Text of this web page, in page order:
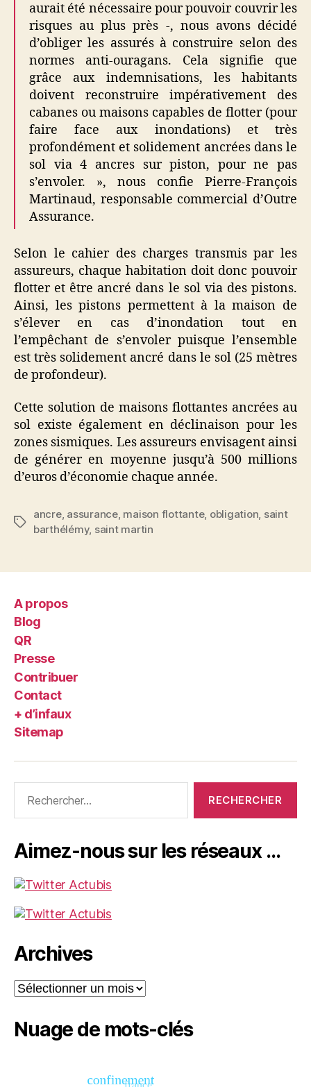
aurait été nécessaire pour pouvoir couvrir les
risques au plus près -, nous avons décidé
d’obliger les assurés à construire selon des
normes anti-ouragans. Cela signifie que
grâce aux indemnisations, les habitants
doivent reconstruire impérativement des
cabanes ou maisons capables de flotter (pour
faire face aux inondations) et très
profondément et solidement ancrées dans le
sol via 4 ancres sur piston, pour ne pas
s’envoler. », nous confie Pierre-François
Martinaud, responsable commercial d’Outre
Assurance.
Selon le cahier des charges transmis par les
assureurs, chaque habitation doit donc pouvoir
flotter et être ancré dans le sol via des pistons.
Ainsi, les pistons permettent à la maison de
s’élever en cas d’inondation tout en
l’empêchant de s’envoler puisque l’ensemble
est très solidement ancré dans le sol (25 mètres
de profondeur).
Cette solution de maisons flottantes ancrées au
sol existe également en déclinaison pour les
zones sismiques. Les assureurs envisagent ainsi
de générer en moyenne jusqu’à 500 millions
d’euros d’économie chaque année.
Étiquettes
ancre, assurance, maison flottante, obligation, saint
barthélémy, saint martin
A propos
Blog
QR
Presse
Contribuer
Contact
+ d’infaux
Sitemap
Aimez-nous sur les réseaux …
Archives
Archives
Nuage de mots-clés